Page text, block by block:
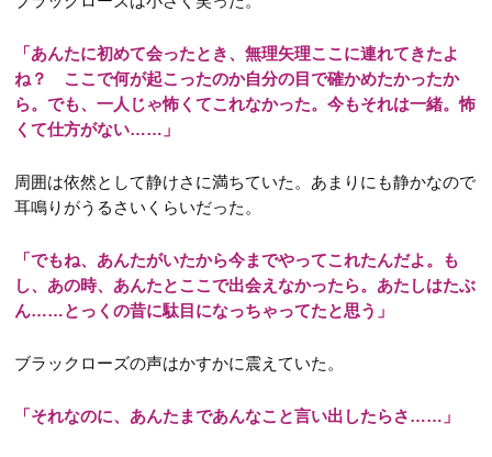
「あんたに初めて会ったとき、無理矢理ここに連れてきたよ
ね？ ここで何が起こったのか自分の目で確かめたかったか
ら。でも、一人じゃ怖くてこれなかった。今もそれは一緒。怖
くて仕方がない……」
周囲は依然として静けさに満ちていた。あまりにも静かなので
耳鳴りがうるさいくらいだった。
「でもね、あんたがいたから今までやってこれたんだよ。も
し、あの時、あんたとここで出会えなかったら。あたしはたぶ
ん……とっくの昔に駄目になっちゃってたと思う」
ブラックローズの声はかすかに震えていた。
「それなのに、あんたまであんなこと言い出したらさ……」